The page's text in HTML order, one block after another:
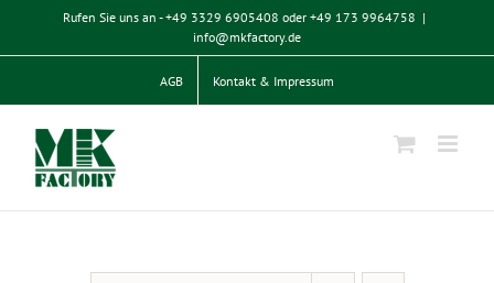
springen
Rufen Sie uns an - +49 3329 6905408 oder +49 173 9964758 |
info@mkfactory.de
AGB Kontakt & Impressum